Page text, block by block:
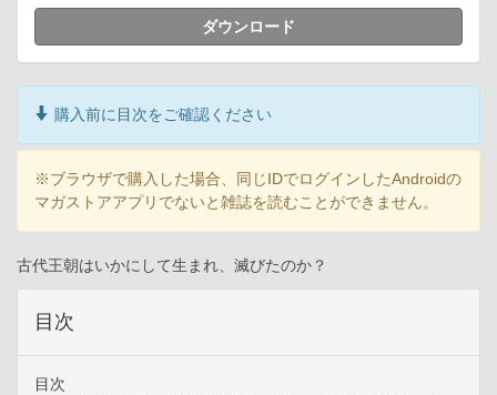
ダウンロード
購入前に目次をご確認ください
※ブラウザで購入した場合、同じIDでログインしたAndroidの
マガストアアプリでないと雑誌を読むことができません。
古代王朝はいかにして生まれ、滅びたのか？
目次
目次